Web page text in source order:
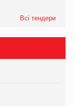
Всі тендери